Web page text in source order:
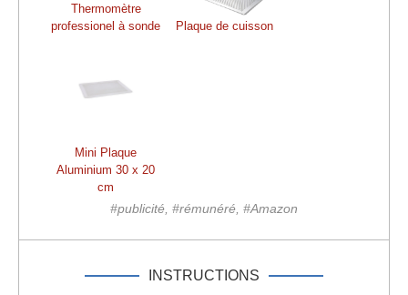
Thermomètre
professionel à sonde
Plaque de cuisson
Mini Plaque
Aluminium 30 x 20
cm
#publicité, #rémunéré, #Amazon
INSTRUCTIONS